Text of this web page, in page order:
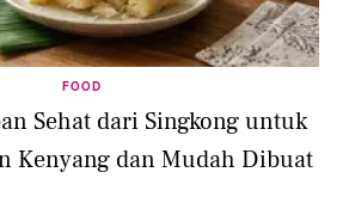
FOOD
Sehat dari Singkong untuk
Kenyang dan Mudah Dibuat